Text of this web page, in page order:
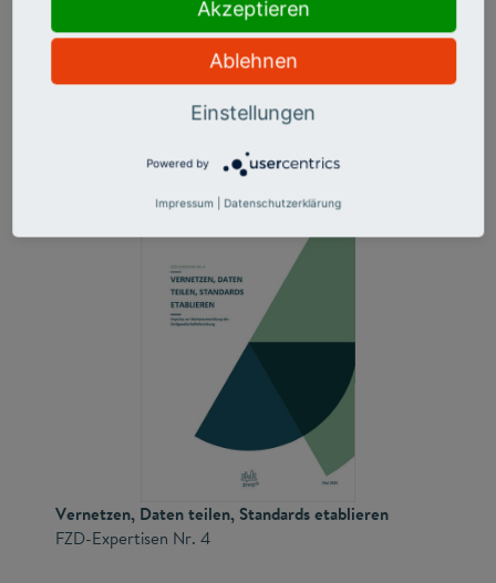
Mehrwerten des Engagements wird das Engagement für
demokratische Werte vertiefend betrachtet.
Mehr Info & Download
Vernetzen, Daten teilen, Standards etablieren
FZD-Expertisen Nr. 4
Akzeptieren
Ablehnen
Einstellungen
Powered by
Impressum Datenschutzerklärung